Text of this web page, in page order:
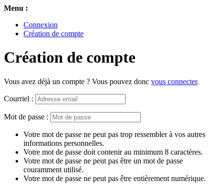
Menu :
Connexion
Création de compte
Création de compte
Vous avez déjà un compte ? Vous pouvez donc vous connecter.
Courriel :
Mot de passe :
Votre mot de passe ne peut pas trop ressembler à vos autres
informations personnelles.
Votre mot de passe doit contenir au minimum 8 caractères.
Votre mot de passe ne peut pas être un mot de passe
couramment utilisé.
Votre mot de passe ne peut pas être entièrement numérique.